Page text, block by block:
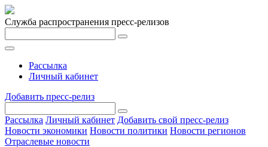
Служба распространения пресс-релизов
Рассылка
Личный кабинет
Добавить пресс-релиз
Рассылка Личный кабинет Добавить свой пресс-релиз
Новости экономики Новости политики Новости регионов
Отраслевые новости